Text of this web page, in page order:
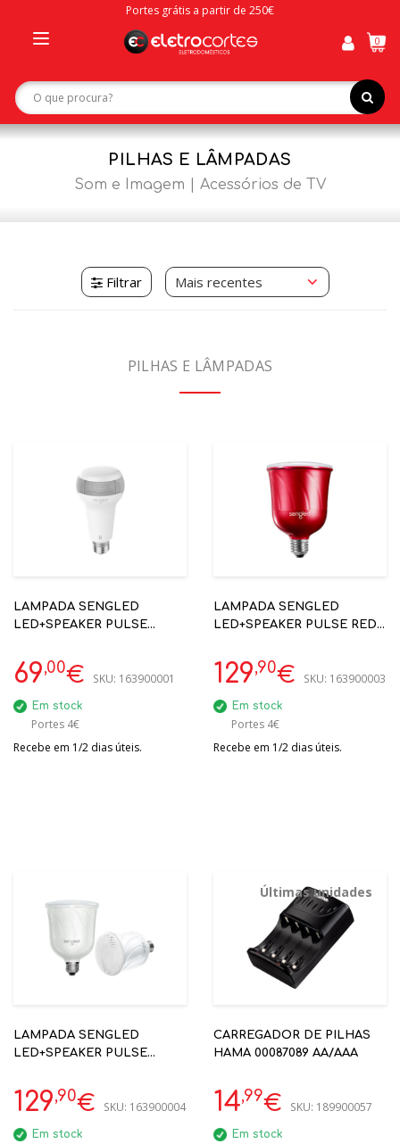
Portes grátis a partir de 250€
navigation
0
PILHAS E LÂMPADAS
Som e Imagem Acessórios de TV
Filtrar
PILHAS E LÂMPADAS
LAMPADA SENGLED
LED+SPEAKER PULSE
69,00€ SKU: 163900001
Em stock
Portes 4€
Recebe em 1/2 dias úteis.
LAMPADA SENGLED
LED+SPEAKER PULSE RED
129,90€ SKU: 163900003
Em stock
Portes 4€
Recebe em 1/2 dias úteis.
LAMPADA SENGLED
LED+SPEAKER PULSE
JBL
129,90€ SKU: 163900004
Em stock
Últimas unidades
CARREGADOR DE PILHAS
HAMA 00087089 AA/AAA
14,99€ SKU: 189900057
Em stock